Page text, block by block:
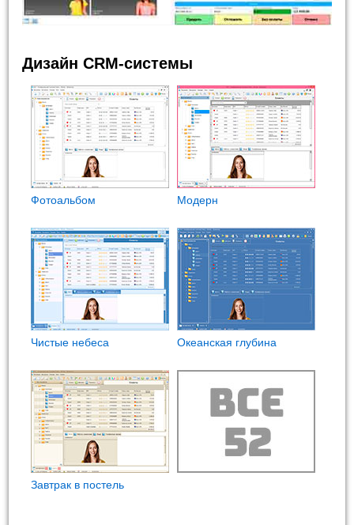
Дизайн CRM-системы
Фотоальбом Модерн
Чистые небеса Океанская глубина
Завтрак в постель